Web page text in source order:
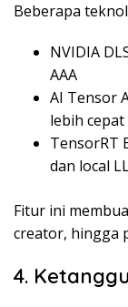
Beberapa
NVIDIA
AAA
AI Tensor
lebih cepat
TensorRT
dan local
Fitur ini
creator, hingga
4.